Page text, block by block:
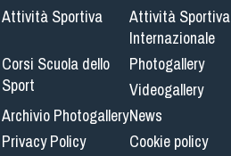
Attività Sportiva
Attività Sportiva
Internazionale
Corsi Scuola dello
Sport
Photogallery
Videogallery
Archivio PhotogalleryNews
Privacy Policy
Cookie policy